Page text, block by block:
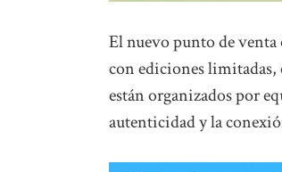
El nuevo punto de
con ediciones limitadas,
están organizados por
autenticidad y la